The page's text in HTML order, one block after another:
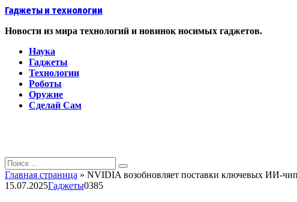
Перейти
контенту
Гаджеты и технологии
Новости из мира технологий и новинок носимых гаджетов.
Наука
Гаджеты
Технологии
Роботы
Оружие
Сделай Сам
Search
for:
Главная страница » NVIDIA возобновляет поставки ключевых ИИ-
15.07.2025Гаджеты0385